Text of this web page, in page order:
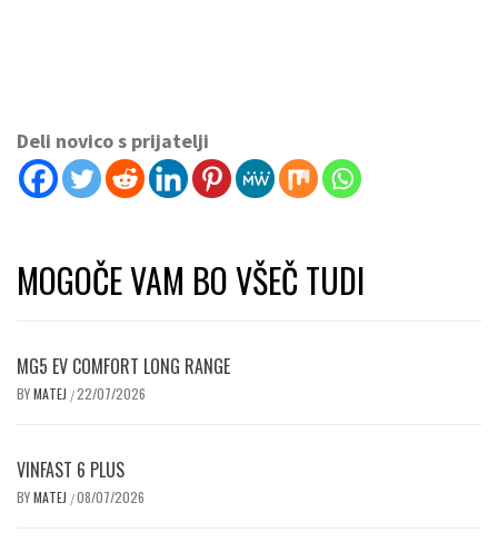
Deli novico s prijatelji
MOGOČE VAM BO VŠEČ TUDI
MG5 EV COMFORT LONG RANGE
BYMATEJ /22/07/2026
VINFAST 6 PLUS
BYMATEJ /08/07/2026